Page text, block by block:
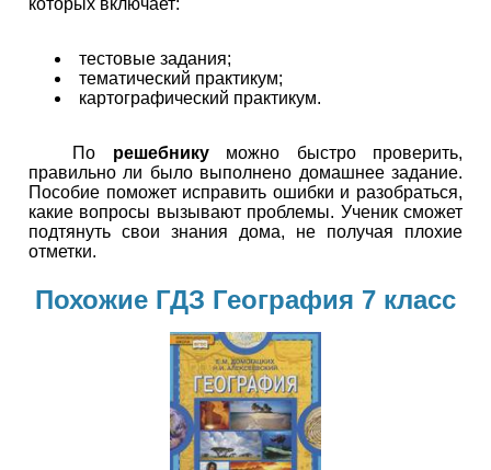
которых включает:
тестовые задания;
тематический практикум;
картографический практикум.
По решебникуможно быстро проверить,
правильно ли было выполнено домашнее задание.
Пособие поможет исправить ошибки и разобраться,
какие вопросы вызывают проблемы. Ученик сможет
подтянуть свои знания дома, не получая плохие
отметки.
Похожие ГДЗ География 7 класс
География
7 класс